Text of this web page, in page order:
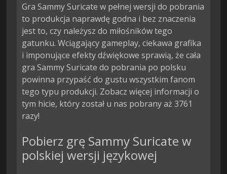
Gra Sammy Suricate w pełnej wersji do pobrania
to produkcja naprawdę godna i bez znaczenia
jest to, czy należysz do miłośników tego
gatunku. Wciągający gameplay, ciekawa grafika
i imponujące efekty dźwiękowe sprawią, że cała
gra Sammy Suricate do pobrania po polsku
powinna przypaść do gustu wszystkim fanom
tego typu produkcji. Zobacz więcej informacji o
tym hicie, który został u nas pobrany aż 3761
razy!
Pobierz grę Sammy Suricate w
polskiej wersji językowej